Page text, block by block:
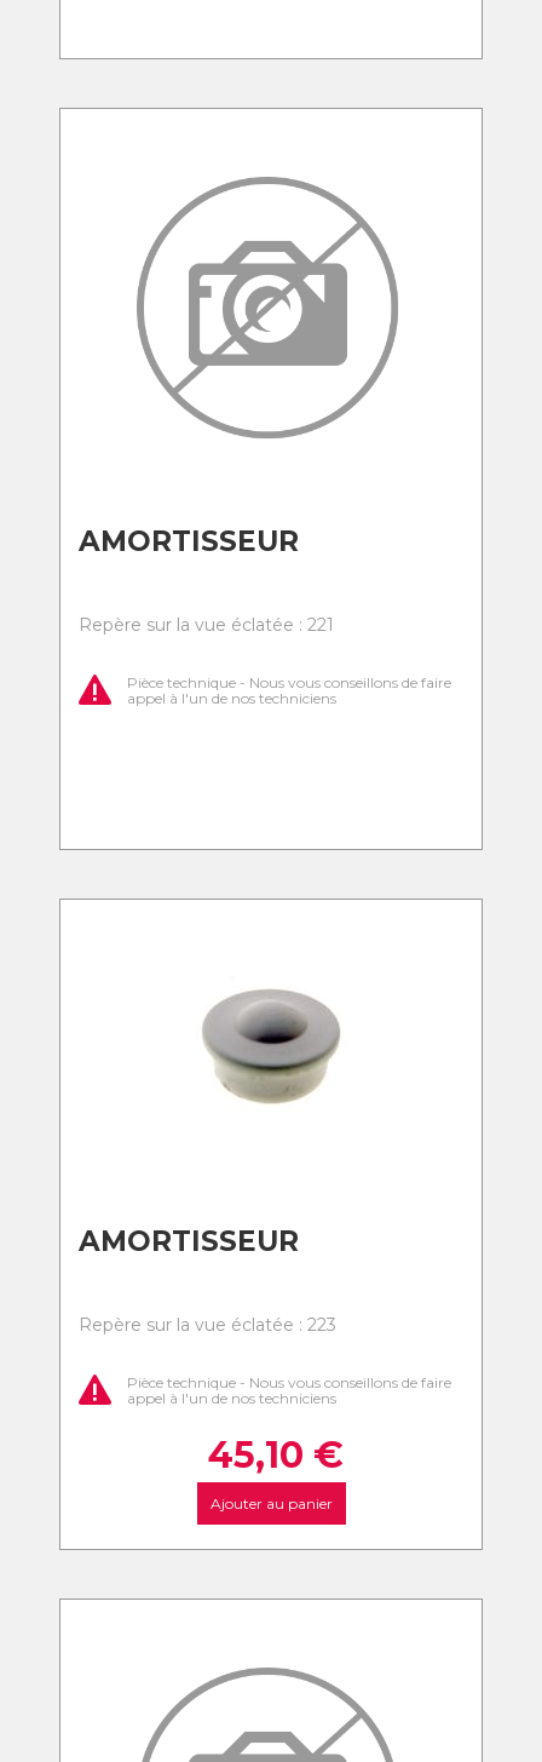
AMORTISSEUR
Repère sur la vue éclatée : 221
Pièce technique - Nous vous conseillons de faire
appel à l'un de nos techniciens
AMORTISSEUR
Repère sur la vue éclatée : 223
Pièce technique - Nous vous conseillons de faire
appel à l'un de nos techniciens
45,10 €
Ajouter au panier